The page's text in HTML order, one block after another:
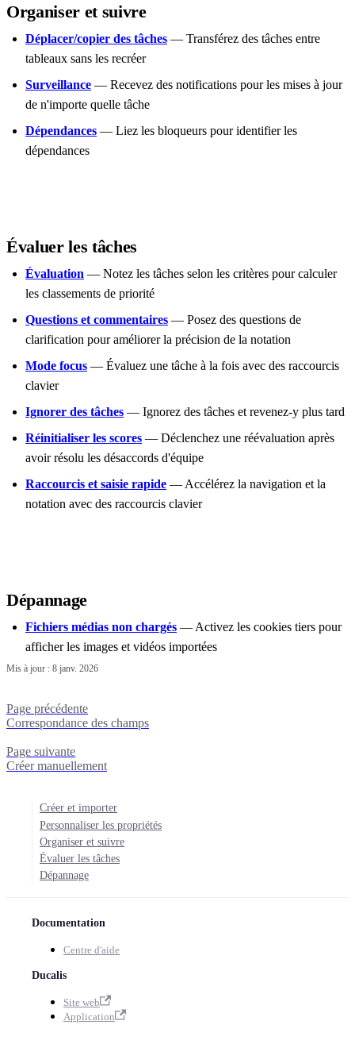
Organiser et suivre
Déplacer/copier des tâches — Transférez des tâches entre
tableaux sans les recréer
Surveillance — Recevez des notifications pour les mises à jour
de n'importe quelle tâche
Dépendances — Liez les bloqueurs pour identifier les
dépendances
Évaluer les tâches
Évaluation — Notez les tâches selon les critères pour calculer
les classements de priorité
Questions et commentaires — Posez des questions de
clarification pour améliorer la précision de la notation
Mode focus — Évaluez une tâche à la fois avec des raccourcis
clavier
Ignorer des tâches — Ignorez des tâches et revenez-y plus tard
Réinitialiser les scores — Déclenchez une réévaluation après
avoir résolu les désaccords d'équipe
Raccourcis et saisie rapide — Accélérez la navigation et la
notation avec des raccourcis clavier
Dépannage
Fichiers médias non chargés — Activez les cookies tiers pour
afficher les images et vidéos importées
Mis à jour : 8 janv. 2026
Page précédente
Correspondance des champs
Page suivante
Créer manuellement
Créer et importer
Personnaliser les propriétés
Organiser et suivre
Évaluer les tâches
Dépannage
Documentation
Centre d'aide
Ducalis
Site web
Application